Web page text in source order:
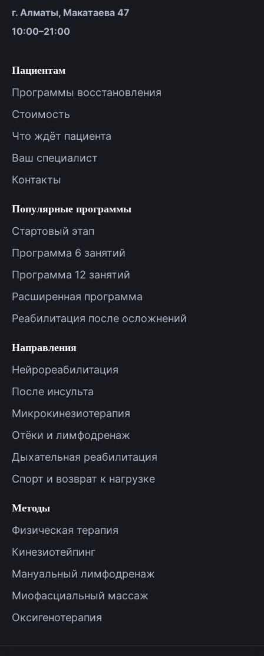
г. Алматы, Макатаева 47
10:00–21:00
Пациентам
Программы восстановления
Стоимость
Что ждёт пациента
Ваш специалист
Контакты
Популярные программы
Стартовый этап
Программа 6 занятий
Программа 12 занятий
Расширенная программа
Реабилитация после осложнений
Направления
Нейрореабилитация
После инсульта
Микрокинезиотерапия
Отёки и лимфодренаж
Дыхательная реабилитация
Спорт и возврат к нагрузке
Методы
Физическая терапия
Кинезиотейпинг
Мануальный лимфодренаж
Миофасциальный массаж
Оксигенотерапия